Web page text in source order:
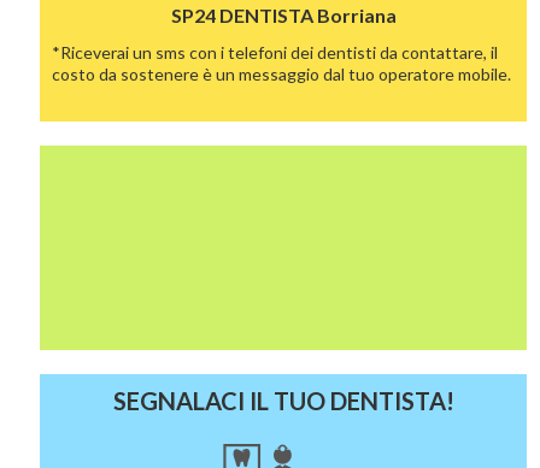
SP24 DENTISTA Borriana
*Riceverai un sms con i telefoni dei dentisti da contattare, il
costo da sostenere è un messaggio dal tuo operatore mobile.
SEGNALACI IL TUO DENTISTA!